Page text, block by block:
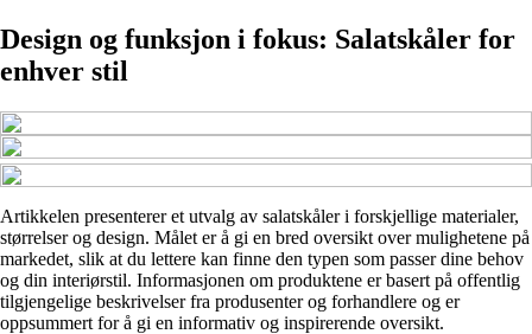
Design og funksjon i fokus: Salatskåler for
enhver stil
Artikkelen presenterer et utvalg av salatskåler i forskjellige materialer,
størrelser og design. Målet er å gi en bred oversikt over mulighetene på
markedet, slik at du lettere kan finne den typen som passer dine behov
og din interiørstil. Informasjonen om produktene er basert på offentlig
tilgjengelige beskrivelser fra produsenter og forhandlere og er
oppsummert for å gi en informativ og inspirerende oversikt.